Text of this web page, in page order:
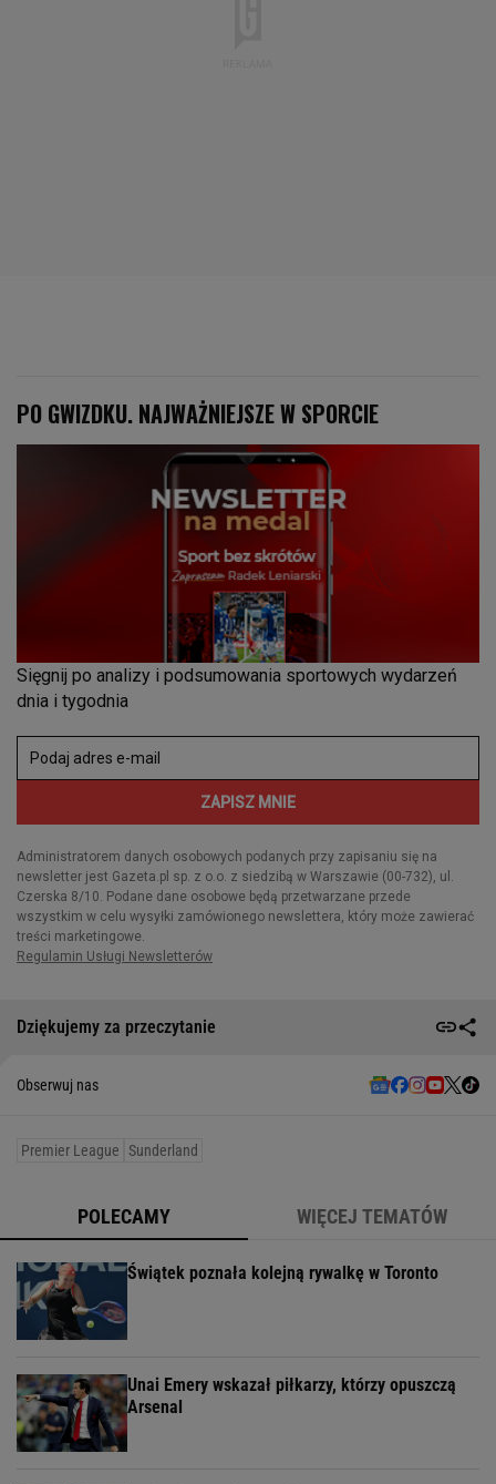
Dziękujemy za przeczytanie
Obserwuj nas
Premier League Sunderland
POLECAMY WIĘCEJ TEMATÓW
Świątek poznała kolejną rywalkę w Toronto
Unai Emery wskazał piłkarzy, którzy opuszczą
Arsenal